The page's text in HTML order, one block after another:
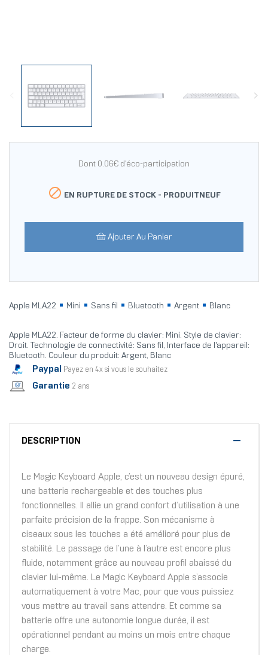
Dont 0.06€ d'éco-participation
 EN RUPTURE DE STOCK - PRODUITNEUF
Ajouter Au Panier
Apple MLA22 Mini Sans fil Bluetooth Argent Blanc
Apple MLA22. Facteur de forme du clavier: Mini. Style de clavier:
Droit. Technologie de connectivité: Sans fil, Interface de l'appareil:
Bluetooth. Couleur du produit: Argent, Blanc
Paypal Payez en 4x si vous le souhaitez
Garantie 2 ans
DESCRIPTION
Le Magic Keyboard Apple, c’est un nouveau design épuré,
une batterie rechargeable et des touches plus
fonctionnelles. Il allie un grand confort d’utilisation à une
parfaite précision de la frappe. Son mécanisme à
ciseaux sous les touches a été amélioré pour plus de
stabilité. Le passage de l’une à l’autre est encore plus
fluide, notamment grâce au nouveau profil abaissé du
clavier lui-même. Le Magic Keyboard Apple s’associe
automatiquement à votre Mac, pour que vous puissiez
vous mettre au travail sans attendre. Et comme sa
batterie offre une autonomie longue durée, il est
opérationnel pendant au moins un mois entre chaque
charge.